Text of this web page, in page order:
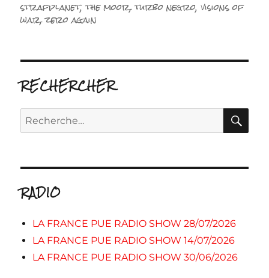
strafplanet,the moor,turbo negro,visions of
war,zero again
RECHERCHER
Recherche
pour :
RADIO
LA FRANCE PUE RADIO SHOW 28/07/2026
LA FRANCE PUE RADIO SHOW 14/07/2026
LA FRANCE PUE RADIO SHOW 30/06/2026